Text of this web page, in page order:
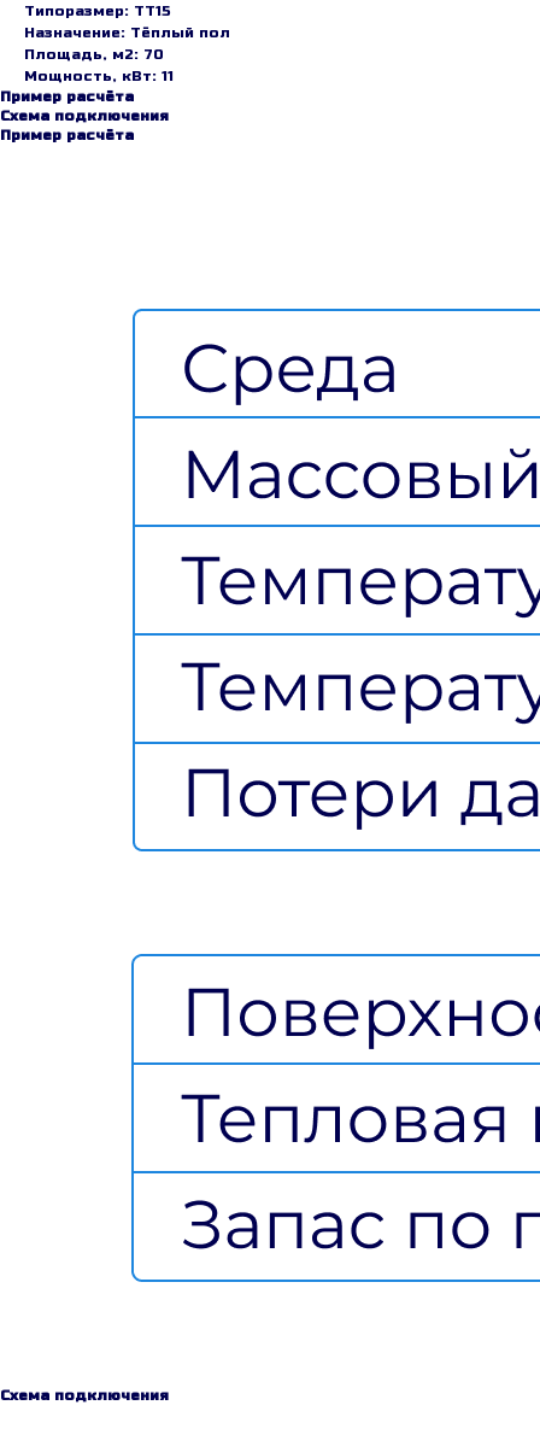
Типоразмер: TT15
Назначение: Тёплый пол
Площадь, м2: 70
Мощность, кВт: 11
Пример расчёта
Схема подключения
Пример расчёта
Схема подключения